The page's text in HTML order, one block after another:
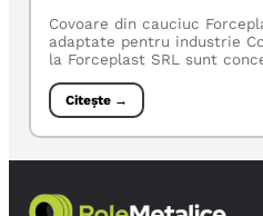
Covoare din cauciuc
adaptate pentru industrie
la Forceplast SRL sunt
Citește →